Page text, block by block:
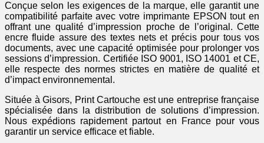
Conçue selon les exigences de la marque, elle garantit une
compatibilité parfaite avec votre imprimante EPSON tout en
offrant une qualité d’impression proche de l’original. Cette
encre fluide assure des textes nets et précis pour tous vos
documents, avec une capacité optimisée pour prolonger vos
sessions d’impression. Certifiée ISO 9001, ISO 14001 et CE,
elle respecte des normes strictes en matière de qualité et
d’impact environnemental.
Située à Gisors, Print Cartouche est une entreprise française
spécialisée dans la distribution de solutions d’impression.
Nous expédions rapidement partout en France pour vous
garantir un service efficace et fiable.